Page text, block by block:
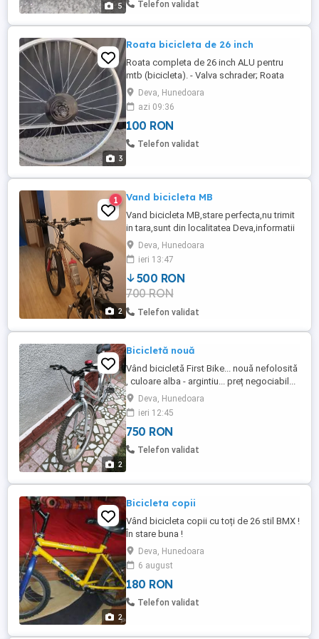
5 Telefon validat
3
Roata bicicleta de 26 inch
Roata completa de 26 inch ALU pentru
mtb (bicicleta). - Valva schrader; Roata
este NOUA. Predare personala
Deva, Hunedoara
azi 09:36
100 RON
Telefon validat
2
1 Vand bicicleta MB
Vand bicicleta MB,stare perfecta,nu trimit
in tara,sunt din localitatea Deva,informatii
tel- negociabil,va astept cu drag.
Deva, Hunedoara
ieri 13:47
500 RON
700 RON
Telefon validat
2
Bicicletă nouă
Vând bicicletă First Bike... nouă nefolosită
, culoare alba - argintiu... preț negociabil...
Deva, Hunedoara
ieri 12:45
750 RON
Telefon validat
2
Bicicleta copii
Vând bicicleta copii cu toți de 26 stil BMX !
În stare buna !
Deva, Hunedoara
6 august
180 RON
Telefon validat